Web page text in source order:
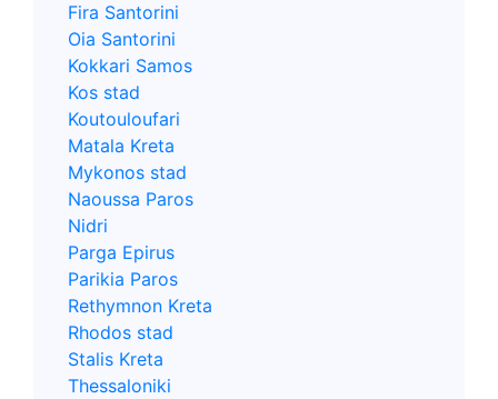
Fira Santorini
Oia Santorini
Kokkari Samos
Kos stad
Koutouloufari
Matala Kreta
Mykonos stad
Naoussa Paros
Nidri
Parga Epirus
Parikia Paros
Rethymnon Kreta
Rhodos stad
Stalis Kreta
Thessaloniki